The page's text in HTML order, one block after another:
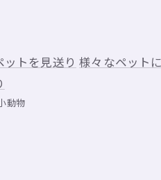
トを見送り 様々なペット
動物